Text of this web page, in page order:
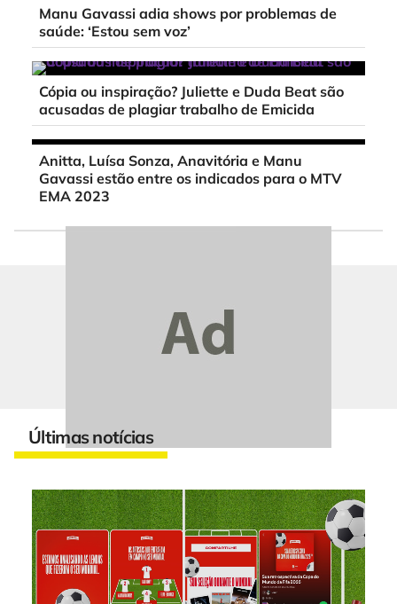
Manu Gavassi adia shows por problemas de
saúde: ‘Estou sem voz’
Cópia ou inspiração? Juliette e Duda Beat são
acusadas de plagiar trabalho de Emicida
Anitta, Luísa Sonza, Anavitória e Manu
Gavassi estão entre os indicados para o MTV
EMA 2023
Últimas notícias